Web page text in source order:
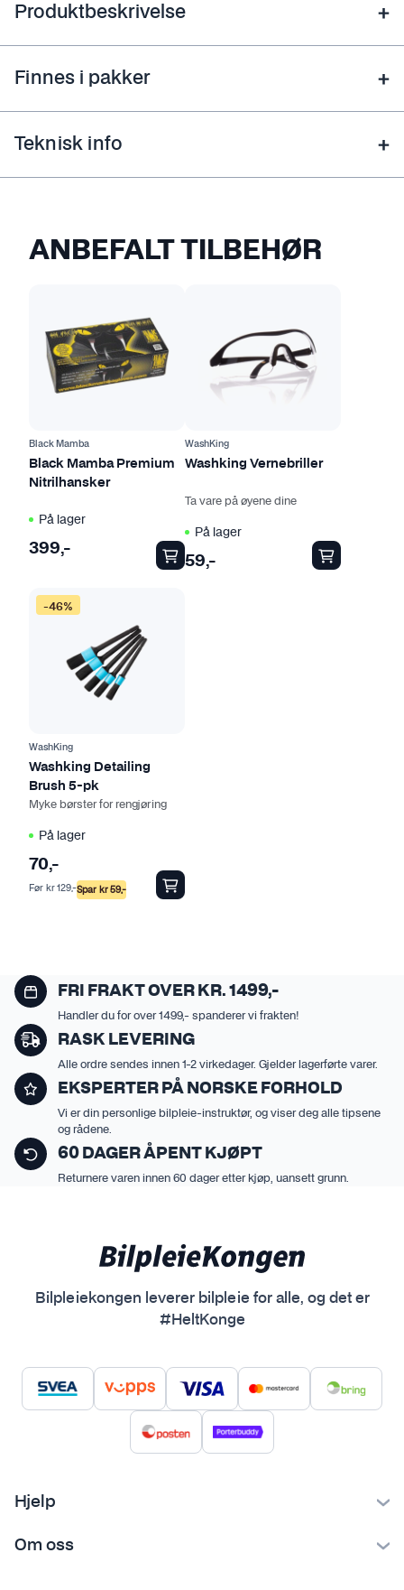
Produktbeskrivelse
Finnes i pakker
Teknisk info
ANBEFALT TILBEHØR
Black Mamba
Black Mamba Premium
Nitrilhansker
På lager
399,-
o
d
u
e
h
e
v
a
r
i
a
n
A
l
t
e
r
n
t
i
p
o
WashKing
Washking Vernebriller
Ta vare på øyene dine
På lager
59,-
-46%
WashKing
Washking Detailing
Brush 5-pk
Myke børster for rengjøring
På lager
70,-
Spar kr59,-
Før kr129,-
FRI FRAKT OVER KR. 1499,-
Handler du for over 1499,- spanderer vi frakten!
RASK LEVERING
Alle ordre sendes innen 1-2 virkedager. Gjelder lagerførte varer.
EKSPERTER PÅ NORSKE FORHOLD
Vi er din personlige bilpleie-instruktør, og viser deg alle tipsene
og rådene.
60 DAGER ÅPENT KJØPT
Returnere varen innen 60 dager etter kjøp, uansett grunn.
Bilpleiekongen leverer bilpleie for alle, og det er
#HeltKonge
Hjelp
Ofte stilte spørsmål
Om oss